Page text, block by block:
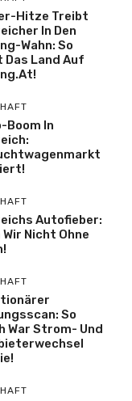
Hitze Treibt
In Den
Wahn: So
Das Land Auf
Boom In
Autofieber:
Wir Nicht Ohne
So
War Strom- Und